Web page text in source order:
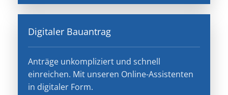
Digitaler Bauantrag
Anträge unkompliziert und schnell
einreichen. Mit unseren Online-Assistenten
in digitaler Form.